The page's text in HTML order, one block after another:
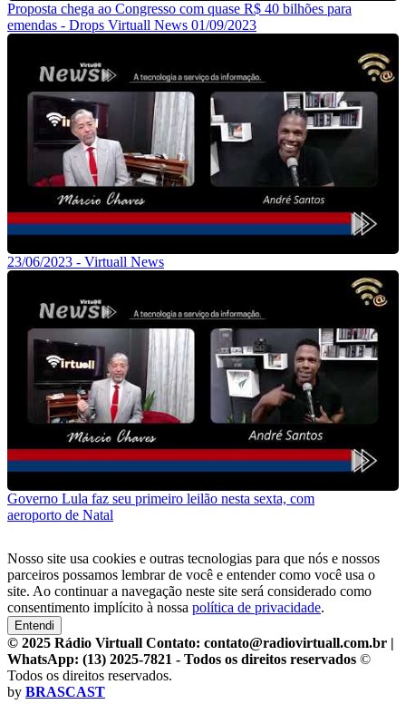
Proposta chega ao Congresso com quase R$ 40 bilhões para
emendas - Drops Virtuall News 01/09/2023
23/06/2023 - Virtuall News
Governo Lula faz seu primeiro leilão nesta sexta, com
aeroporto de Natal
Nosso site usa cookies e outras tecnologias para que nós e nossos
parceiros possamos lembrar de você e entender como você usa o
site. Ao continuar a navegação neste site será considerado como
consentimento implícito à nossa política de privacidade.
Entendi
© 2025 Rádio Virtuall Contato: contato@radiovirtuall.com.br |
WhatsApp: (13) 2025-7821 - Todos os direitos reservados ©
Todos os direitos reservados.
by BRASCAST